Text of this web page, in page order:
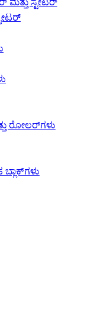
ಸ್ಟೇಟರ್
ರೋಲರ್‌ಗಳು